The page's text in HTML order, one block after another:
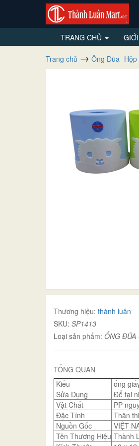
TRANG CHỦ
Trang chủ Ông Dũa -
Thương hiệu: thành luân
SKU: SP1413
Loại sản phẩm: ỐNG ĐŨA
TỔNG QUAN
Kiểu
ống
Sửa Dụng
Để tại
Vật Chất
PP
Đặc Tính
Thân
Nguồn Gốc
VIỆT
Tên Thương Hiệu Thành